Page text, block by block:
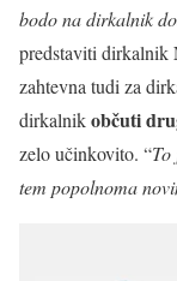
bodo na dirkalnik
predstaviti dirkalnik
zahtevna tudi za
dirkalnikobčuti
zelo učinkovito. “
tem popolnoma